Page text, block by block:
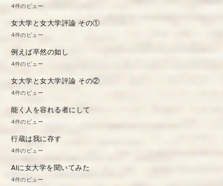
4件のビュー
女大学と女大学評論 その①
4件のビュー
例えば卒然の如し
4件のビュー
女大学と女大学評論 その②
4件のビュー
能く人を容れる者にして
4件のビュー
行蔵は我に存す
4件のビュー
AIに女大学を聞いてみた
4件のビュー